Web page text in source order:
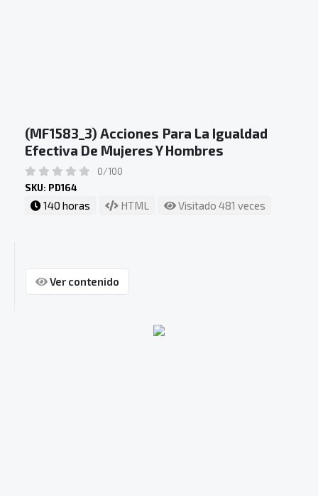
(MF1583_3) Acciones Para La Igualdad
Efectiva De Mujeres Y Hombres
0/100
SKU: PD164
140 horas HTML Visitado 481 veces
Ver contenido